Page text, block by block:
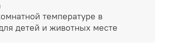
или вблизи
предметов. Не храните в
и животных месте.
температуре в
детей и животных месте